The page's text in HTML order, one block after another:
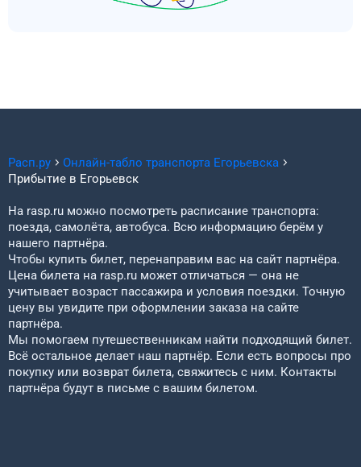
Расп.ру Онлайн-табло транспорта Егорьевска
Прибытие в Егорьевск
На rasp.ru можно посмотреть расписание транспорта:
поезда, самолёта, автобуса. Всю информацию берём у
нашего партнёра.
Чтобы купить билет, перенаправим вас на сайт партнёра.
Цена билета на rasp.ru может отличаться — она не
учитывает возраст пассажира и условия поездки. Точную
цену вы увидите при оформлении заказа на сайте
партнёра.
Мы помогаем путешественникам найти подходящий билет.
Всё остальное делает наш партнёр. Если есть вопросы про
покупку или возврат билета, свяжитесь с ним. Контакты
партнёра будут в письме с вашим билетом.